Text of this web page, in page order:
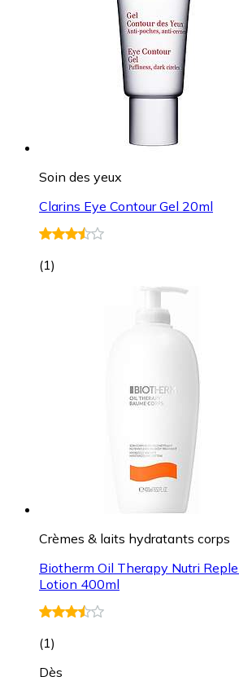
Soin des yeux
Clarins Eye Contour Gel 20ml
(1)
Crèmes & laits hydratants corps
Biotherm Oil Therapy Nutri
Lotion 400ml
(1)
Dès